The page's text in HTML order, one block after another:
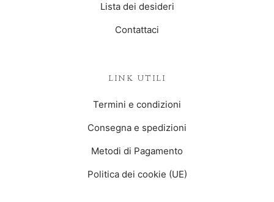
LINK UTILI
Termini e condizioni
Consegna e spedizioni
Metodi di Pagamento
Politica dei cookie (UE)
Lista dei desideri
Contattaci